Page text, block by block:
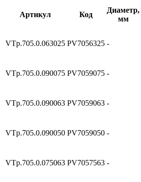
Артикул Код
Диаметр,
мм
VTp.705.0.063025 PV7056325 -
VTp.705.0.090075 PV7059075 -
VTp.705.0.090063 PV7059063 -
VTp.705.0.090050 PV7059050 -
VTp.705.0.075063 PV7057563 -